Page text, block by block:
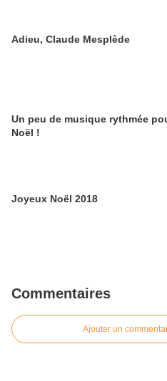
Adieu, Claude Mesplède
Un peu de musique rythmée
Noël !
Joyeux Noël 2018
Commentaires
Ajouter un